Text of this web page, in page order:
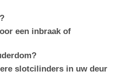
een inbraak of
slotcilinders in uw deur